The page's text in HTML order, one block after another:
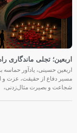
اربعین؛ تجلی ماندگاری
اربعین حسینی، یادآور حماسه
مسیر دفاع از حقیقت، عزت
شجاعت و بصیرت مثال‌زدنی،